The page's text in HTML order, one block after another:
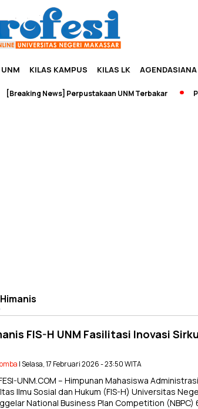
KILAS KAMPUS KILAS LK AGENDASIANA
News] Perpustakaan UNM Terbakar Pameran
Himanis
FIS-H UNM Fasilitasi Inovasi
| Selasa, 17 Februari 2026 - 23:50 WITA
UNM.COM – Himpunan Mahasiswa
Ilmu Sosial dan Hukum (FIS-H) Universitas
National Business Plan Competition (NBPC)